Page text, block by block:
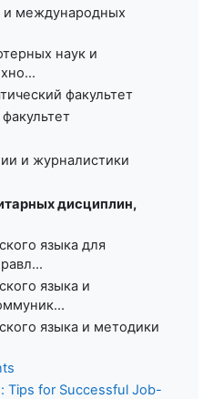
и международных
наук и
факультет
и журналистики
дисциплин,
языка для
языка и
языка и методики
Tips for Successful Job-